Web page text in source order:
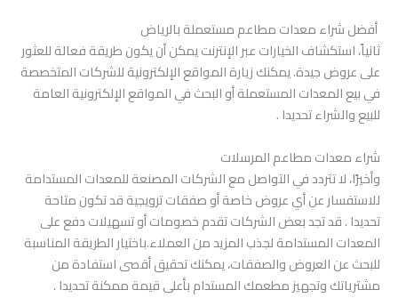
أفضل شراء معدات مطاعم مستعملة بالرياض
ثانياً، استكشاف الخيارات عبر الإنترنت يمكن أن يكون طريقة فعالة للعثور
على عروض جيدة. يمكنك زيارة المواقع الإلكترونية للشركات المتخصصة
في بيع المعدات المستعملة أو البحث في المواقع الإلكترونية العامة
للبيع والشراء تحديدا .
شراء معدات مطاعم المرسلات
وأخيرًا، لا تتردد في التواصل مع الشركات المصنعة للمعدات المستدامة
للاستفسار عن أي عروض خاصة أو صفقات ترويجية قد تكون متاحة
تحديدا . قد تجد بعض الشركات تقدم خصومات أو تسهيلات دفع على
المعدات المستدامة لجذب المزيد من العملاء.باختيار الطريقة المناسبة
للبحث عن العروض والصفقات، يمكنك تحقيق أقصى استفادة من
مشترياتك وتجهيز مطعمك المستدام بأعلى قيمة ممكنة تحديدا .